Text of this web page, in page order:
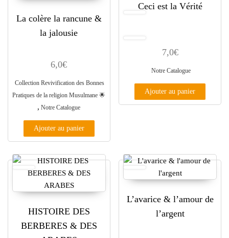
La colère la rancune &
la jalousie
6,0€
Collection Revivification des Bonnes
Pratiques de la religion Musulmane ​🌟​
, Notre Catalogue
Ajouter au panier
Ceci est la Vérité
7,0€
Notre Catalogue
Ajouter au panier
HISTOIRE DES
BERBERES & DES
L’avarice & l’amour de
l’argent